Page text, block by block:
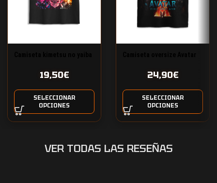
19,50€
SELECCIONAR
OPCIONES
24,90€
SELECCIONAR
OPCIONES
VER TODAS LAS RESEÑAS